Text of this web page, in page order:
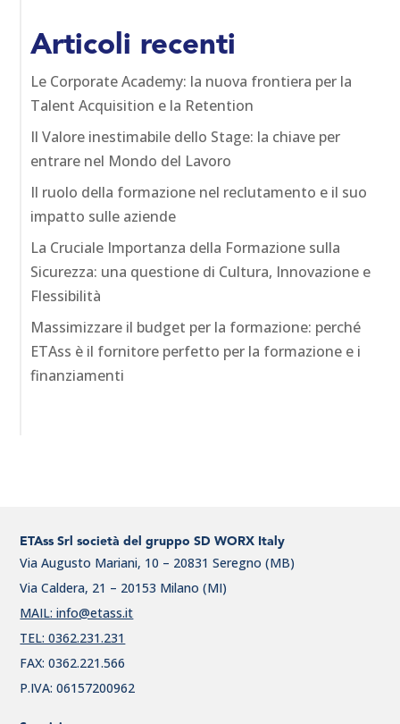
Articoli recenti
Le Corporate Academy: la nuova frontiera per la
Talent Acquisition e la Retention
Il Valore inestimabile dello Stage: la chiave per
entrare nel Mondo del Lavoro
Il ruolo della formazione nel reclutamento e il suo
impatto sulle aziende
La Cruciale Importanza della Formazione sulla
Sicurezza: una questione di Cultura, Innovazione e
Flessibilità
Massimizzare il budget per la formazione: perché
ETAss è il fornitore perfetto per la formazione e i
finanziamenti
ETAss Srl società del gruppo SD WORX Italy
Via Augusto Mariani, 10 – 20831 Seregno (MB)
Via Caldera, 21 – 20153 Milano (MI)
MAIL: info@etass.it
TEL: 0362.231.231
FAX: 0362.221.566
P.IVA: 06157200962